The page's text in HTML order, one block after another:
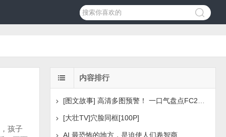
孩子
内容排行
[大壮TV]穴脸同框[100P]
AI 最恐怖的地方，是迫使人们卷智商